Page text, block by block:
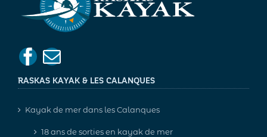
RASKAS KAYAK & LES CALANQUES
Kayak de mer dans les Calanques
18 ans de sorties en kayak de mer